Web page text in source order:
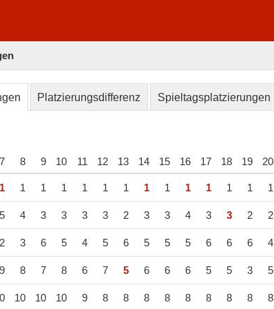
Platzierungsdifferenz Spieltagsplatzierungen
7 8 9 10 11 12 13 14 15 16 17 18 19 20
1 1 1 1 1 1 1 1 1 1 1 1 1 1
5 4 3 3 3 3 2 3 3 4 3 3 2 2
2 3 6 5 4 5 6 5 5 5 6 6 6 4
9 8 7 8 6 7 5 6 6 6 5 5 3 5
10 10 10 9 8 8 8 8 8 8 8 8 8